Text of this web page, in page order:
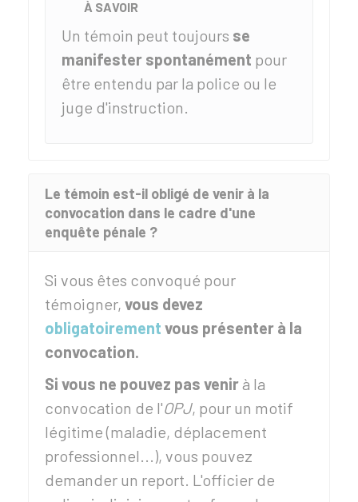
À SAVOIR
Un témoin peut toujours se
manifester spontanément pour
être entendu par la police ou le
juge d'instruction.
Le témoin est-il obligé de venir à la
convocation dans le cadre d'une
enquête pénale ?
Si vous êtes convoqué pour
témoigner, vous devez
obligatoirement vous présenter à la
convocation.
Si vous ne pouvez pas venirà la
convocation de l'OPJ, pour un motif
légitime (maladie, déplacement
professionnel...), vous pouvez
demander un report. L'officier de